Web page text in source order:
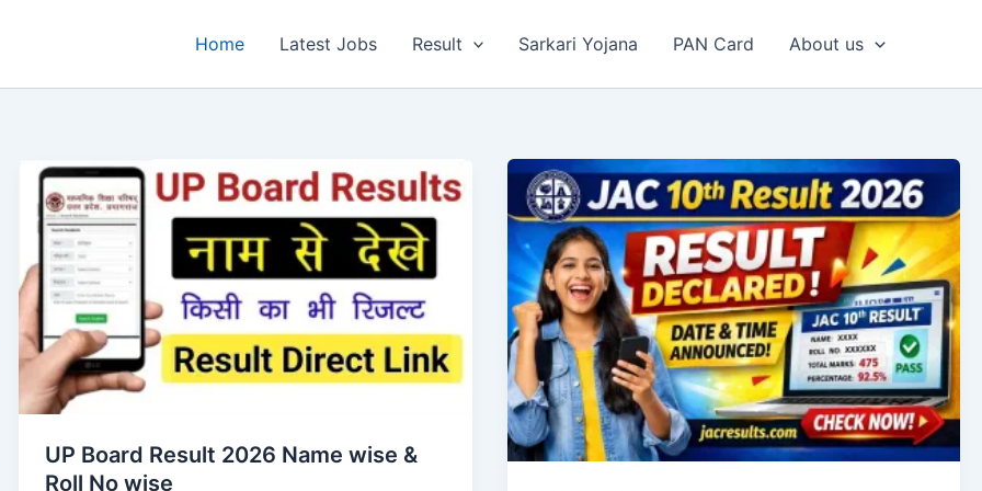
Home Latest Jobs Result Sarkari Yojana PAN Card About us
UP Board Result 2026 Name wise &
Roll No wise